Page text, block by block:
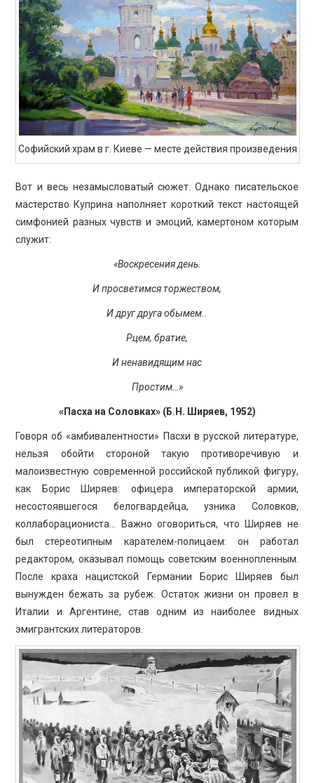
Софийский храм в г. Киеве — месте действия произведения
Вот и весь незамысловатый сюжет. Однако писательское
мастерство Куприна наполняет короткий текст настоящей
симфонией разных чувств и эмоций, камертоном которым
служит:
«Воскресения день.
И просветимся торжеством,
И друг друга обымем..
Рцем, братие,
И ненавидящим нас
Простим…»
«Пасха на Соловках» (Б.Н. Ширяев, 1952)
Говоря об «амбивалентности» Пасхи в русской литературе,
нельзя обойти стороной такую противоречивую и
малоизвестную современной российской публикой фигуру,
как Борис Ширяев: офицера императорской армии,
несостоявшегося белогвардейца, узника Соловков,
коллаборациониста… Важно оговориться, что Ширяев не
был стереотипным карателем-полицаем: он работал
редактором, оказывал помощь советским военнопленным.
После краха нацистской Германии Борис Ширяев был
вынужден бежать за рубеж. Остаток жизни он провел в
Италии и Аргентине, став одним из наиболее видных
эмигрантских литераторов.